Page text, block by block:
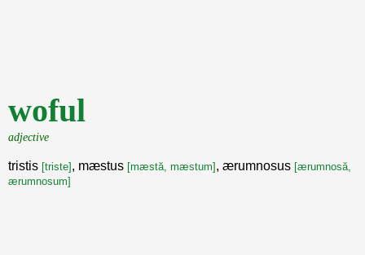
woful
adjective
tristis [triste] , mæstus [mæstă, mæstum] , ærumnosus [ærumnosă,
ærumnosum]